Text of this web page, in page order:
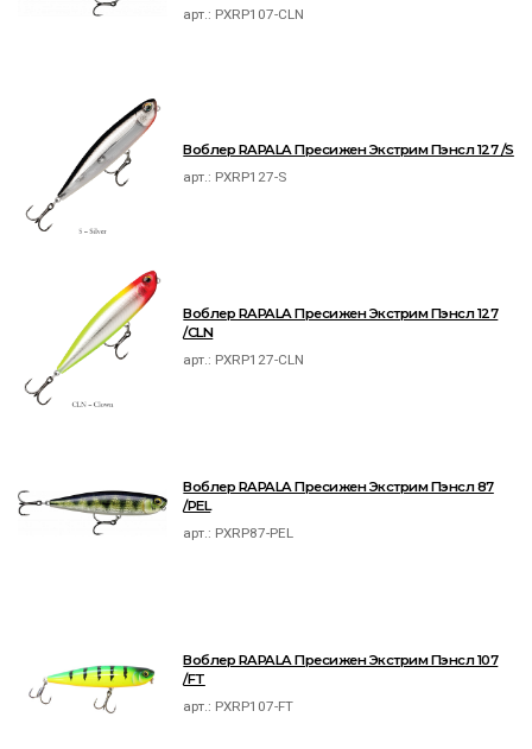
арт.: PXRP107-CLN
Воблер RAPALA Пресижен Экстрим Пэнсл 127 /S
арт.: PXRP127-S
Воблер RAPALA Пресижен Экстрим Пэнсл 127
/CLN
арт.: PXRP127-CLN
Воблер RAPALA Пресижен Экстрим Пэнсл 87
/PEL
арт.: PXRP87-PEL
Воблер RAPALA Пресижен Экстрим Пэнсл 107
/FT
арт.: PXRP107-FT